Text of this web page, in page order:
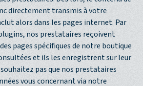
directement transmis à votre
alors dans les pages internet. Par
nos prestataires reçoivent
pages spécifiques de notre boutique
et ils les enregistrent sur leur
souhaitez pas que nos prestataires
vous concernant via notre